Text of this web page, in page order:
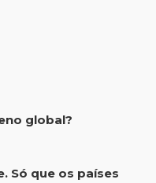
global?
Só que os países